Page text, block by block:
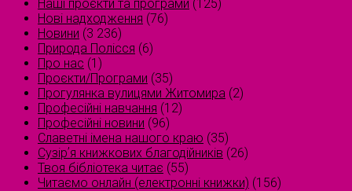
Наші проєкти та програми (125)
Нові надходження (76)
Новини (3 236)
Природа Полісся (6)
Про нас (1)
Проєкти/Програми (35)
Прогулянка вулицями Житомира (2)
Професійні навчання (12)
Професійні новини (96)
Славетні імена нашого краю (35)
Сузірʼя книжкових благодійників (26)
Твоя бібліотека читає (55)
Читаємо онлайн (електронні книжки) (156)